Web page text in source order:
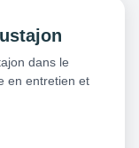
dans le
en entretien et